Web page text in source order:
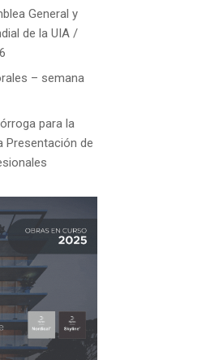
General y
de la UIA /
– semana
para la
Presentación de